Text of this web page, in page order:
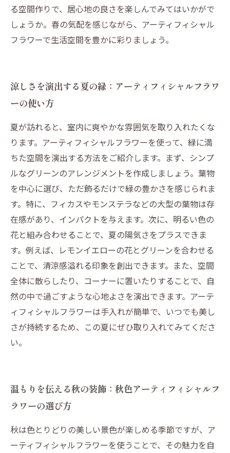
る空間作りで、居心地の良さを楽しんでみてはいかがで
しょうか。春の気配を感じながら、アーティフィシャル
フラワーで生活空間を豊かに彩りましょう。
涼しさを演出する夏の緑：アーティフィシャルフラワ
ーの使い方
夏が訪れると、室内に爽やかな雰囲気を取り入れたくな
ります。アーティフィシャルフラワーを使って、緑に満
ちた空間を演出する方法をご紹介します。まず、シンプ
ルなグリーンのアレンジメントを作成しましょう。葉物
を中心に選び、ただ飾るだけで緑の豊かさを感じられま
す。特に、フィカスやモンステラなどの大型の葉物は存
在感があり、インパクトを与えます。次に、明るい色の
花と組み合わせることで、夏の陽気さをプラスできま
す。例えば、レモンイエローの花とグリーンを合わせる
ことで、清涼感溢れる印象を創出できます。また、空間
全体に散らしたり、コーナーに置いたりすることで、自
然の中で過ごすような心地よさを演出できます。アーテ
ィフィシャルフラワーは手入れが簡単で、いつでも美し
さが持続するため、この夏にぜひ取り入れてみてくださ
い。
温もりを伝える秋の装飾：秋色アーティフィシャルフ
ラワーの選び方
秋は色とりどりの美しい景色が楽しめる季節ですが、ア
ーティフィシャルフラワーを使うことで、その魅力を自